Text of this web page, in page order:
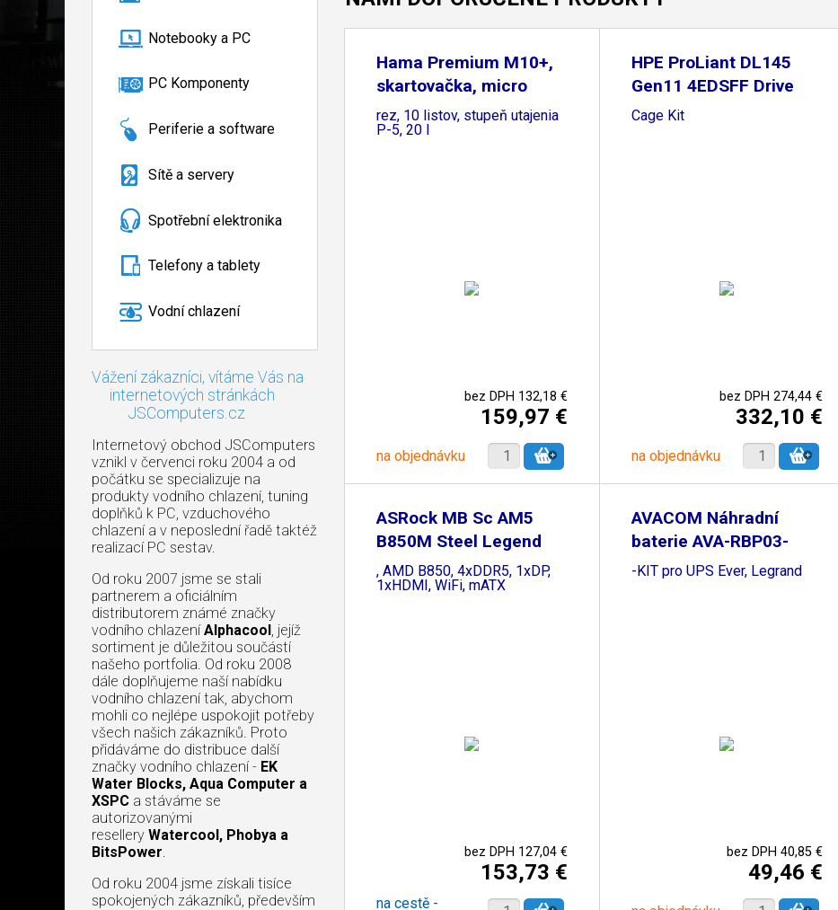
Notebooky a PC
PC Komponenty
Periferie a software
Sítě a servery
Spotřební elektronika
Telefony a tablety
Vodní chlazení
Vážení zákazníci, vítáme Vás na
internetových stránkách
JSComputers.cz
Internetový obchod JSComputers
vznikl v červenci roku 2004 a od
počátku se specializuje na
produkty vodního chlazení, tuning
doplňků k PC, vzduchového
chlazení a v neposlední řadě taktéž
realizací PC sestav.
Od roku 2007 jsme se stali
partnerem a oficiálním
distributorem známé značky
vodního chlazení Alphacool, jejíž
sortiment je důležitou součástí
našeho portfolia. Od roku 2008
dále doplňujeme naší nabídku
vodního chlazení tak, abychom
mohli co nejlépe uspokojit potřeby
všech našich zákazníků. Proto
přidáváme do distribuce další
značky vodního chlazení - EK
Water Blocks, Aqua Computer a
XSPC a stáváme se
autorizovanými
resellery Watercool, Phobya a
BitsPower.
Od roku 2004 jsme získali tisíce
spokojených zákazníků, především
Hama Premium M10+,
skartovačka, micro
rez, 10 listov, stupeň utajenia
P-5, 20 l
bez DPH 132,18 €
159,97 €
na objednávku
HPE ProLiant DL145
Gen11 4EDSFF Drive
Cage Kit
bez DPH 274,44 €
332,10 €
na objednávku
ASRock MB Sc AM5
B850M Steel Legend
WiFi
, AMD B850, 4xDDR5, 1xDP,
1xHDMI, WiFi, mATX
bez DPH 127,04 €
153,73 €
na cestě -
AVACOM Náhradní
baterie AVA-RBP03-
12050
-KIT pro UPS Ever, Legrand
bez DPH 40,85 €
49,46 €